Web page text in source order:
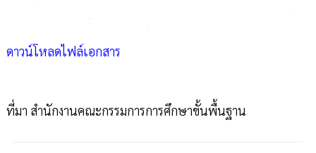
ดาวน์โหลดไฟล์เอกสาร
ที่มา สำนักงานคณะกรรมการการศึกษาขั้นพื้นฐาน